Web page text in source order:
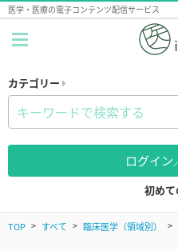
医学・医療の電子コンテンツ配信サービス
カテゴリー
ログイン
初め
TOP すべて 臨床医学（領域別）